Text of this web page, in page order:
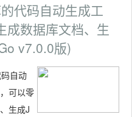
代码自动生成工
成数据库文档、生
v7.0.0版)
自动
可以零
生成J